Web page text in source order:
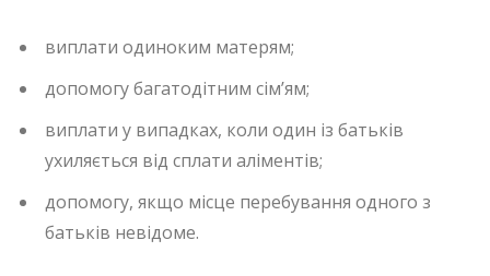
виплати одиноким матерям;
допомогу багатодітним сім’ям;
виплати у випадках, коли один із батьків
ухиляється від сплати аліментів;
допомогу, якщо місце перебування одного з
батьків невідоме.